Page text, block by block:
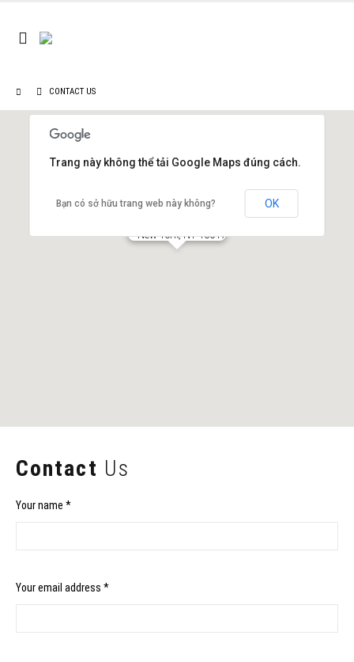
CONTACT US
New York, NY 10017
Trang này không thể tải Google Maps đúng cách.
Bạn có sở hữu trang web này không? OK
Contact Us
Your name *
Your email address *